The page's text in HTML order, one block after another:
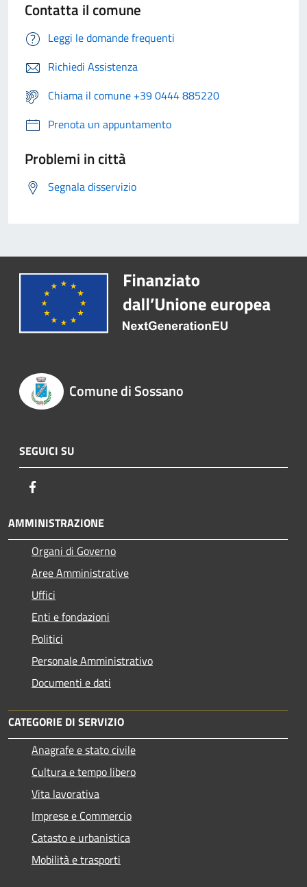
Contatta il comune
Leggi le domande frequenti
Richiedi Assistenza
Chiama il comune +39 0444 885220
Prenota un appuntamento
Problemi in città
Segnala disservizio
Comune di Sossano
SEGUICI SU
AMMINISTRAZIONE
Organi di Governo
Aree Amministrative
Uffici
Enti e fondazioni
Politici
Personale Amministrativo
Documenti e dati
CATEGORIE DI SERVIZIO
Anagrafe e stato civile
Cultura e tempo libero
Vita lavorativa
Imprese e Commercio
Catasto e urbanistica
Mobilità e trasporti